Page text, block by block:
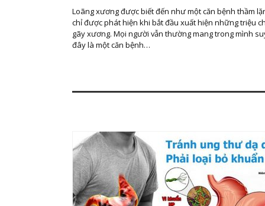
Loãng xương được biết đến như một căn bệnh thầm
chỉ được phát hiện khi bắt đầu xuất hiện những triệu
gãy xương. Mọi người vẫn thường mang trong mình
đây là một căn bệnh…